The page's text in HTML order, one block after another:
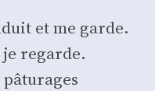
et me garde.
je regarde.